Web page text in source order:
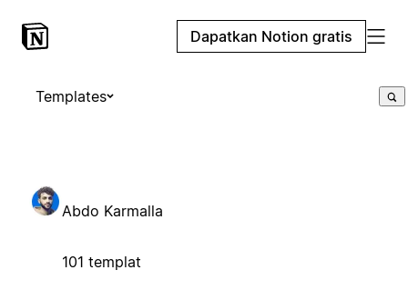
Dapatkan Notion gratis
Templates
Abdo Karmalla
101 templat